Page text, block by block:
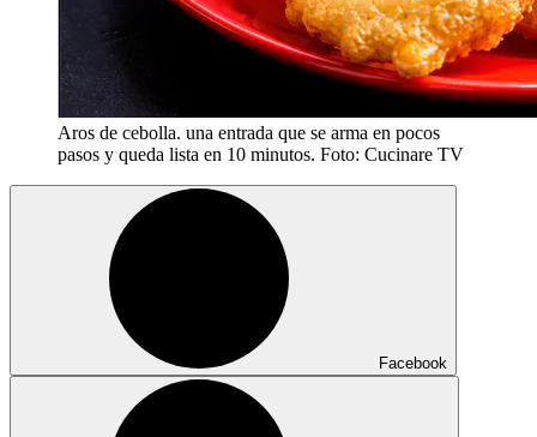
Aros de cebolla. una entrada que se arma en pocos
pasos y queda lista en 10 minutos. Foto: Cucinare TV
Facebook